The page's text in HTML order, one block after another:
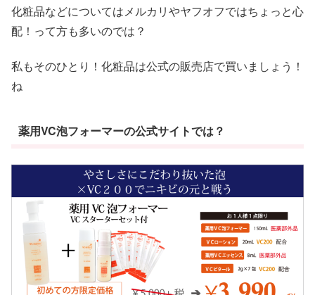
化粧品などについてはメルカリやヤフオフではちょっと心
配！って方も多いのでは？
私もそのひとり！化粧品は公式の販売店で買いましょう！
ね
薬用VC泡フォーマーの公式サイトでは？